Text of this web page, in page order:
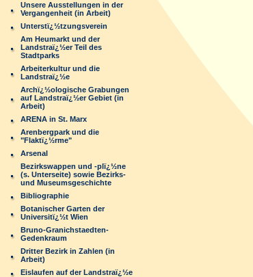
Unsere Ausstellungen in der
Vergangenheit (in Arbeit)
Unterstï¿½tzungsverein
Am Heumarkt und der
Landstraï¿½er Teil des
Stadtparks
Arbeiterkultur und die
Landstraï¿½e
Archï¿½ologische Grabungen
auf Landstraï¿½er Gebiet (in
Arbeit)
ARENA in St. Marx
Arenbergpark und die
"Flaktï¿½rme"
Arsenal
Bezirkswappen und -plï¿½ne
(s. Unterseite) sowie Bezirks-
und Museumsgeschichte
Bibliographie
Botanischer Garten der
Universitï¿½t Wien
Bruno-Granichstaedten-
Gedenkraum
Dritter Bezirk in Zahlen (in
Arbeit)
Eislaufen auf der Landstraï¿½e